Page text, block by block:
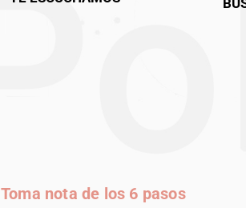
Toma nota de los 6 pasos